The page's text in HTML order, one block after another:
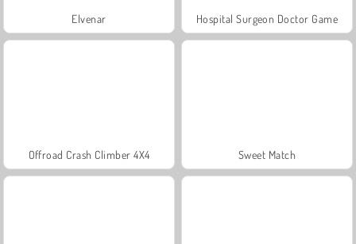
Elvenar Hospital Surgeon Doctor Game
Offroad Crash Climber 4X4 Sweet Match